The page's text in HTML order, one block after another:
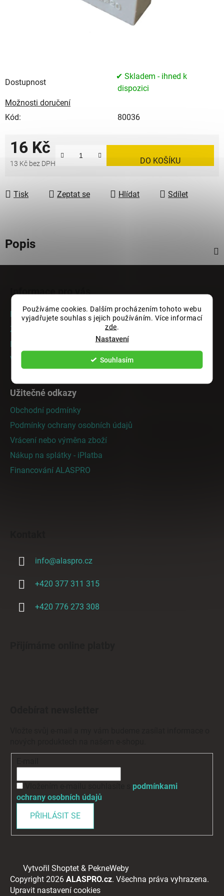
Používáme cookies. Dalším procházením tohoto webu
vyjadřujete souhlas s jejich používáním. Více informací
zde
Nastavení
Souhlasím
Dostupnost
✔ Skladem - ihned k
dispozici
Možnosti doručení
Kód:
80036
16 Kč
13 Kč bez DPH DO KOŠÍKU
Tisk Zeptat se Hlídat Sdílet
Popis
Informace pro vás
Rady a tipy
Zakázková výroba
Doprava a platba
Vrácení nebo výměna zboží
Užitečné odkazy
Obchodní podmínky
Podmínky ochrany osobních údajů
Vrácení nebo výměna zboží
Nákup na splátky - iPlatba
Financování ALASPRO
info@alaspro.cz
+420 377 311 315
+420 776 273 308
podmínkami
ochrany osobních údajů
PŘIHLÁSIT SE
Vytvořil Shoptet & PekneWeby
Copyright 2026 ALASPRO.cz. Všechna práva vyhrazena.
Upravit nastavení cookies